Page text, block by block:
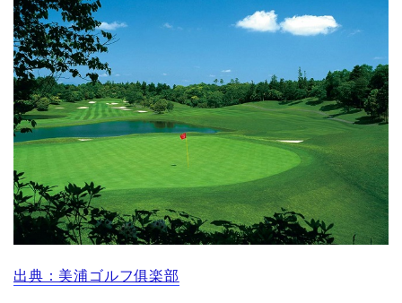
出典：美浦ゴルフ俱楽部